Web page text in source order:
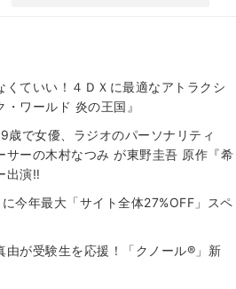
くていい！４ＤＸに最適なアトラクシ
ワールド 炎の王国』
歳で女優、ラジオのパーソナリティ
サーの木村なつみ が東野圭吾 原作『希
出演‼
今年最大「サイト全体27%OFF」スペ
由が受験生を応援！「クノール®」新